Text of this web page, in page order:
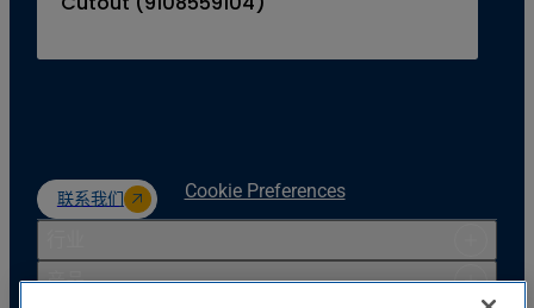
联系我们 Cookie Preferences
产品